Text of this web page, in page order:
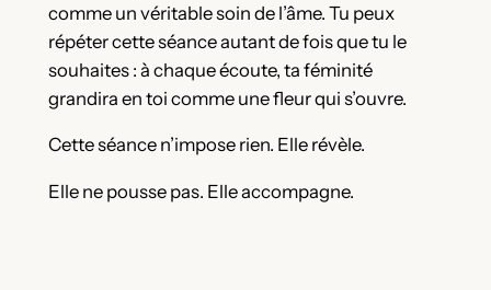
comme un véritable soin de l’âme. Tu peux
répéter cette séance autant de fois que tu le
souhaites : à chaque écoute, ta féminité
grandira en toi comme une fleur qui s’ouvre.
Cette séance n’impose rien. Elle révèle.
Elle ne pousse pas. Elle accompagne.